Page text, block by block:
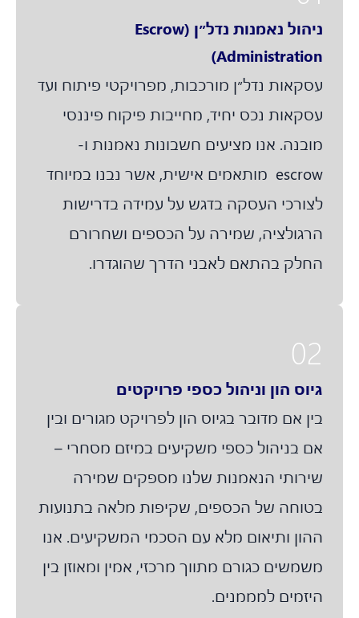
ניהול נאמנות נדל״ן (Escrow
Administration)
עסקאות נדל״ן מורכבות, מפרויקטי פיתוח ועד
עסקאות נכס יחיד, מחייבות פיקוח פיננסי
מובנה. אנו מציעים חשבונות נאמנות ו-
escrow מותאמים אישית, אשר נבנו במיוחד
לצורכי העסקה בדגש על עמידה בדרישות
הרגולציה, שמירה על הכספים ושחרורם
החלק בהתאם לאבני הדרך שהוגדרו.
גיוס הון וניהול כספי פרויקטים
בין אם מדובר בגיוס הון לפרויקט מגורים ובין
אם בניהול כספי משקיעים במיזם מסחרי –
שירותי הנאמנות שלנו מספקים שמירה
בטוחה של הכספים, שקיפות מלאה בתנועות
ההון ותיאום מלא עם הסכמי המשקיעים. אנו
משמשים כגורם מתווך מרכזי, אמין ומאוזן בין
היזמים למממנים.